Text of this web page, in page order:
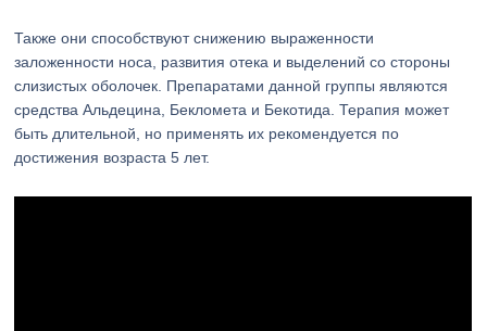
Также они способствуют снижению выраженности
заложенности носа, развития отека и выделений со стороны
слизистых оболочек. Препаратами данной группы являются
средства Альдецина, Бекломета и Бекотида. Терапия может
быть длительной, но применять их рекомендуется по
достижения возраста 5 лет.